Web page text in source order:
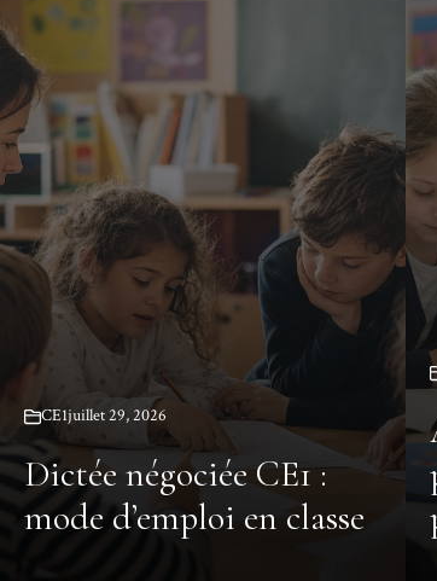
CE1juillet 29, 2026
Dictée négociée CE1 :
mode d’emploi en classe